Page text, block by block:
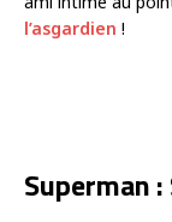
l’asgardien !
Superman